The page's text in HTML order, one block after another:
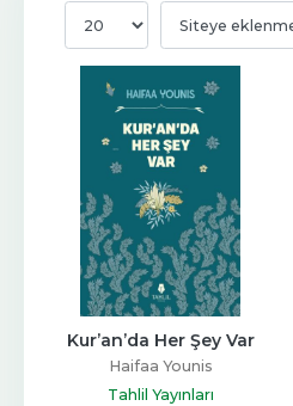
Kur’an’da Her Şey Var
Haifaa Younis
Tahlil Yayınları